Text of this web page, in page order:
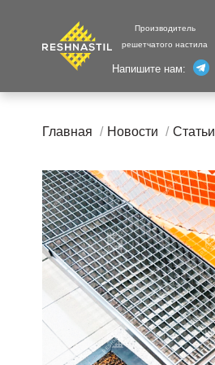
Производитель
решетчатого настила
Напишите нам:
Главная Новости Статьи